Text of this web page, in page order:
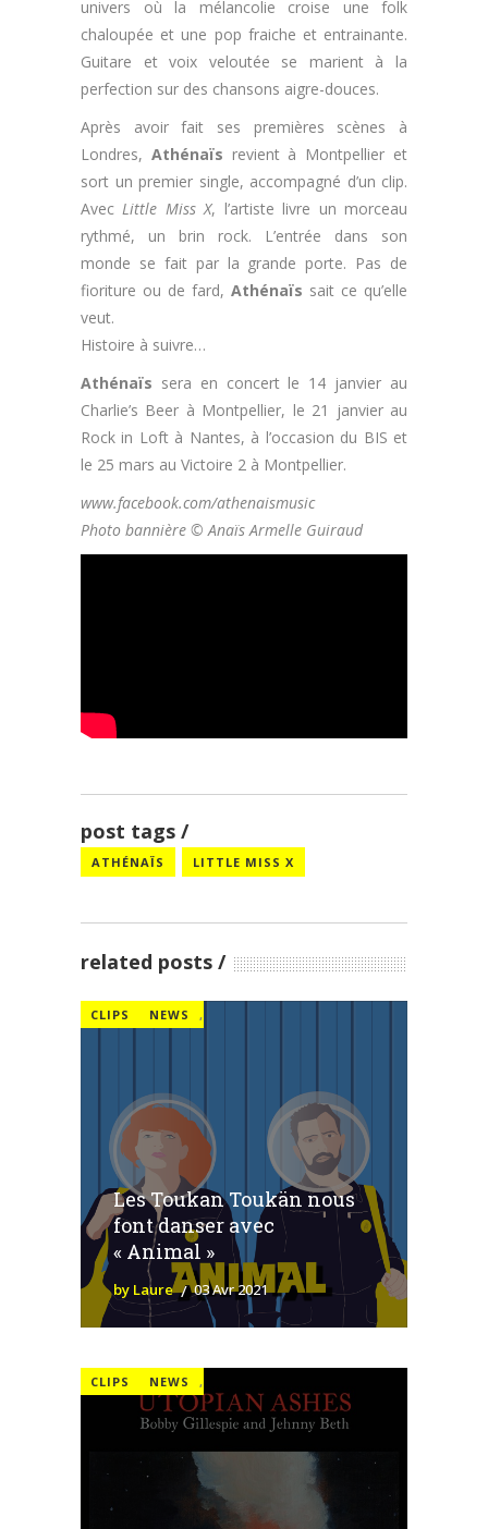
univers où la mélancolie croise une folk
chaloupée et une pop fraiche et entrainante.
Guitare et voix veloutée se marient à la
perfection sur des chansons aigre-douces.
Après avoir fait ses premières scènes à
Londres, Athénaïs revient à Montpellier et
sort un premier single, accompagné d’un clip.
Avec Little Miss X, l’artiste livre un morceau
rythmé, un brin rock. L’entrée dans son
monde se fait par la grande porte. Pas de
fioriture ou de fard, Athénaïs sait ce qu’elle
veut.
Histoire à suivre…
Athénaïs sera en concert le 14 janvier au
Charlie’s Beer à Montpellier, le 21 janvier au
Rock in Loft à Nantes, à l’occasion du BIS et
le 25 mars au Victoire 2 à Montpellier.
www.facebook.com/athenaismusic
Photo bannière © Anaïs Armelle Guiraud
post tags
ATHÉNAÏS LITTLE MISS X
related posts
CLIPS ,
NEWS
Les Toukan Toukän nous
font danser avec
« Animal »
by Laure 03 Avr 2021
CLIPS ,
NEWS